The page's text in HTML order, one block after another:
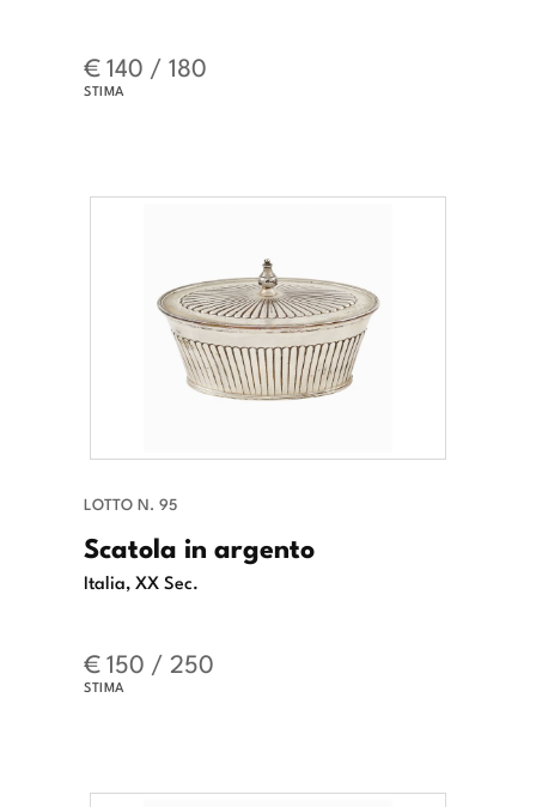
€ 140 / 180
STIMA
LOTTO N. 95
Scatola in argento
Italia, XX Sec.
€ 150 / 250
STIMA